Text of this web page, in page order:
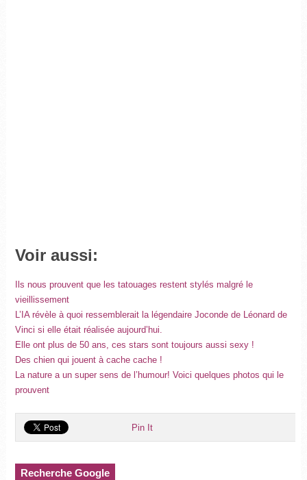
Voir aussi:
Ils nous prouvent que les tatouages restent stylés malgré le
vieillissement
L’IA révèle à quoi ressemblerait la légendaire Joconde de Léonard de
Vinci si elle était réalisée aujourd’hui.
Elle ont plus de 50 ans, ces stars sont toujours aussi sexy !
Des chien qui jouent à cache cache !
La nature a un super sens de l’humour! Voici quelques photos qui le
prouvent
Pin It
Recherche Google